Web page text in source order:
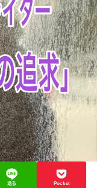
送る Pocket